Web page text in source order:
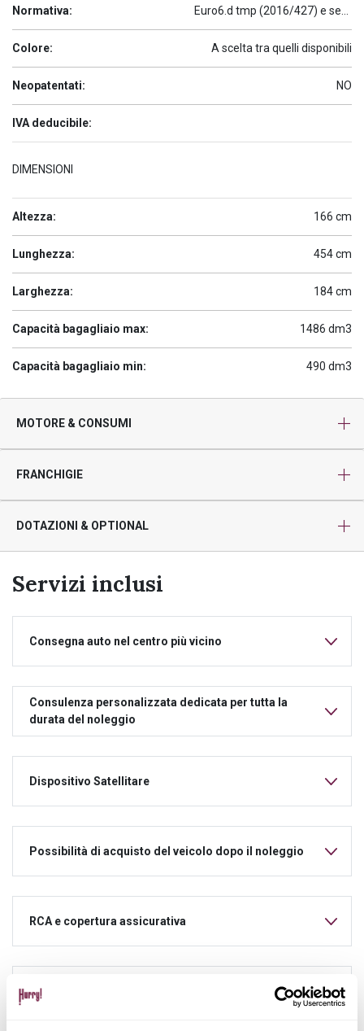
Normativa:
Colore: A scelta tra quelli disponibili
Neopatentati: NO
IVA deducibile:
DIMENSIONI
Altezza: 166 cm
Lunghezza: 454 cm
Larghezza: 184 cm
Capacità bagagliaio max: 1486 dm3
Capacità bagagliaio min: 490 dm3
MOTORE & CONSUMI
FRANCHIGIE
DOTAZIONI & OPTIONAL
Servizi inclusi
Consegna auto nel centro più vicino
Consulenza personalizzata dedicata per tutta la
durata del noleggio
Dispositivo Satellitare
Possibilità di acquisto del veicolo dopo il noleggio
RCA e copertura assicurativa
Manutenzione ordinaria e straordinaria